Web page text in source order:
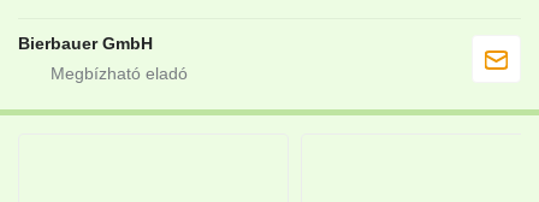
Bierbauer GmbH